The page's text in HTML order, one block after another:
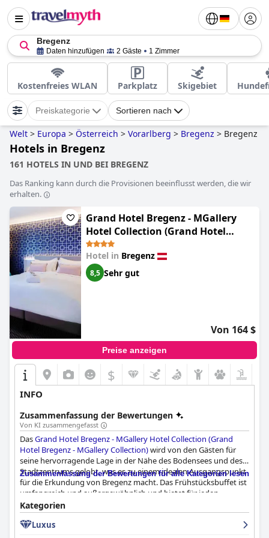
Bregenz
Daten hinzufügen 2 Gäste 1 Zimmer
Kostenfreies WLAN Parkplatz Skigebiet
Preiskategorie Sortieren nach
Welt > Europa > Österreich > Vorarlberg > Bregenz > Bregenz
Hotels in Bregenz
161 HOTELS IN UND BEI BREGENZ
Das Ranking kann durch die Provisionen beeinflusst werden, die wir
erhalten.
Grand Hotel Bregenz - MGallery
Hotel Collection (Grand Hotel
Bregenz - MGallery Collection)
Hotel in Bregenz
8,5 Sehr gut
Von 164 $
Preise anzeigen
$
INFO
Zusammenfassung der Bewertungen
Von KI zusammengefasst
DasGrand Hotel Bregenz - MGallery Hotel Collection (Grand
Hotel Bregenz - MGallery Collection)wird von den Gästen für
seine hervorragende Lage in der Nähe des Bodensees und des
Stadtzentrums gelobt, was es zu einem idealen Ausgangspunkt
für die Erkundung von Bregenz macht. Das Frühstücksbuffet ist
umfangreich und außergewöhnlich und bietet für jeden
Geschmack etwas. Das Hotel bietet saubere und geräumige
Zimmer mit bequemen Betten, modernen Duschen und
hochwertigen Annehmlichkeiten. Das Personal ist freundlich,
Zusammenfassung der Bewertungen für alle Kategorien lesen
Kategorien
Luxus